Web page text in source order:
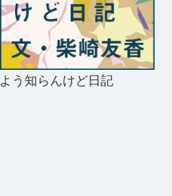
よう知らんけど日記